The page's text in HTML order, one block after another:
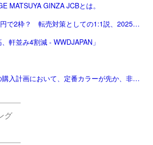
MATSUYA GINZA JCBとは。
「エルメス、800万円で2枠？ 転売対策としての1:1説、2025年版。ほぼ完結（？）編。」
軒並み4割減 - WWDJAPAN」
エルメス枠バッグの購入計画において、定番カラーが先か、非定番カラーが先か。
グ